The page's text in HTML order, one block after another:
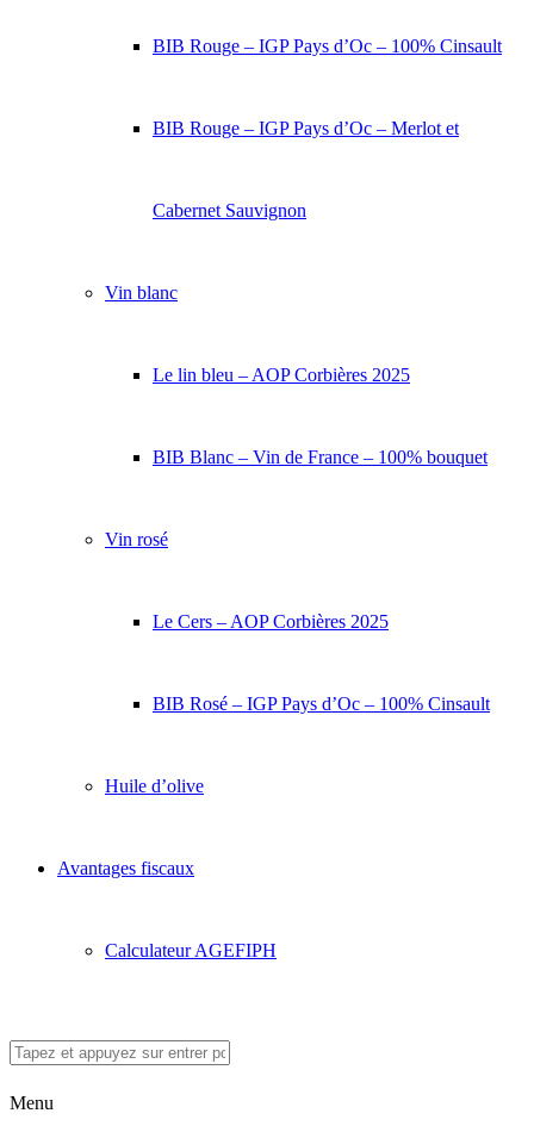
BIB Rouge – IGP Pays d’Oc – 100% Cinsault
BIB Rouge – IGP Pays d’Oc – Merlot et
Cabernet Sauvignon
Vin blanc
Le lin bleu – AOP Corbières 2025
BIB Blanc – Vin de France – 100% bouquet
Vin rosé
Le Cers – AOP Corbières 2025
BIB Rosé – IGP Pays d’Oc – 100% Cinsault
Huile d’olive
Avantages fiscaux
Calculateur AGEFIPH
Menu